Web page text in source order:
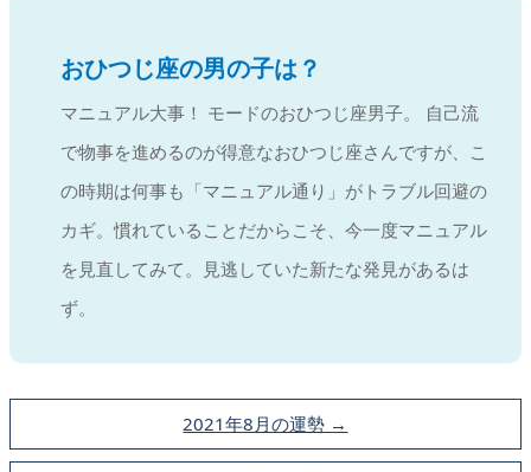
おひつじ座の男の子は？
マニュアル大事！ モードのおひつじ座男子。 自己流
で物事を進めるのが得意なおひつじ座さんですが、こ
の時期は何事も「マニュアル通り」がトラブル回避の
カギ。慣れていることだからこそ、今一度マニュアル
を見直してみて。見逃していた新たな発見があるは
ず。
2021年8月の運勢 →